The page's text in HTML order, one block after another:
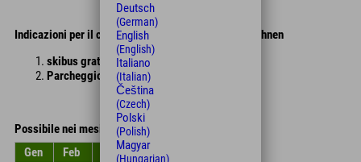
Indicazioni per il comprensorio sciistico di Serlesbahnen
skibus gratuito
Parcheggio di Serlesbahnen
Possibile nei mesi
Gen
Feb Mar Apr
Deutsch
(German)
English
(English)
Italiano
(Italian)
Čeština
(Czech)
Polski
(Polish)
Magyar
(Hungarian)